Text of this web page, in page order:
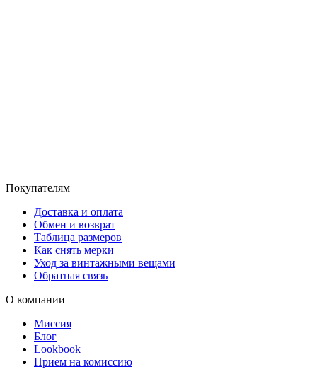
Покупателям
Доставка и оплата
Обмен и возврат
Таблица размеров
Как снять мерки
Уход за винтажными вещами
Обратная связь
О компании
Миссия
Блог
Lookbook
Прием на комиссию